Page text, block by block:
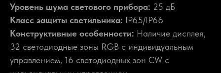
Уровень шума светового прибора: 25 дБ
Класс защиты светильника: IP65/IP66
Конструктивные особенности: Наличие дисплея,
32 светодиодные зоны RGB с индивидуальным
управлением, 16 светодиодных зон CW с